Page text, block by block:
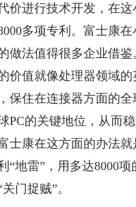
价进行技术开发，在这
多项专利。富士康
做法值得很多企业借鉴
价值就像处理器领域的
保住在连接器方面的
PC的关键地位，从而
士康在这方面的办法
“地雷”，用多达8000
门捉贼”。